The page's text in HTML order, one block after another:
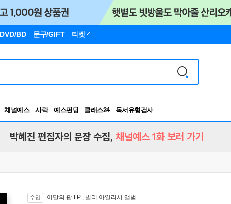
DVD/BD 문구/GIFT 티켓
채널예스 사락 예스펀딩 클래스24
독서유형검사
박혜진 편집자의 문장 수집, 채널예스 1화 보러 가기
수입 이달의 팝 LP , 빌리 아일리시 앨범